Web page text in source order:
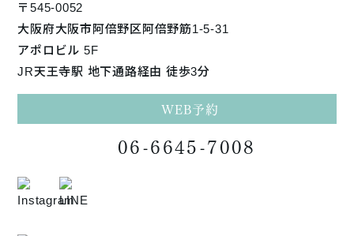
〒545-0052
大阪府大阪市阿倍野区阿倍野筋1-5-31
アポロビル 5F
JR天王寺駅 地下通路経由 徒歩3分
WEB予約
06-6645-7008